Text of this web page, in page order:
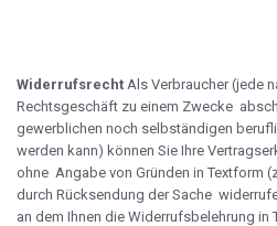
Widerrufsrecht Als Verbraucher (jede
Rechtsgeschäft zu einem Zwecke
gewerblichen noch selbständigen
werden kann) können Sie Ihre
ohne Angabe von Gründen in Textform
durch Rücksendung der Sache
an dem Ihnen die Widerrufsbelehrung